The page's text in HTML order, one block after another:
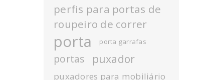
perfis para portas de
roupeiro de correr
porta porta garrafas
portas puxador
puxadores para mobiliário